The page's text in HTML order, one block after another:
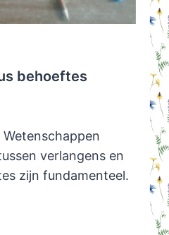
behoeftes
verlangens en
zijn fundamenteel.